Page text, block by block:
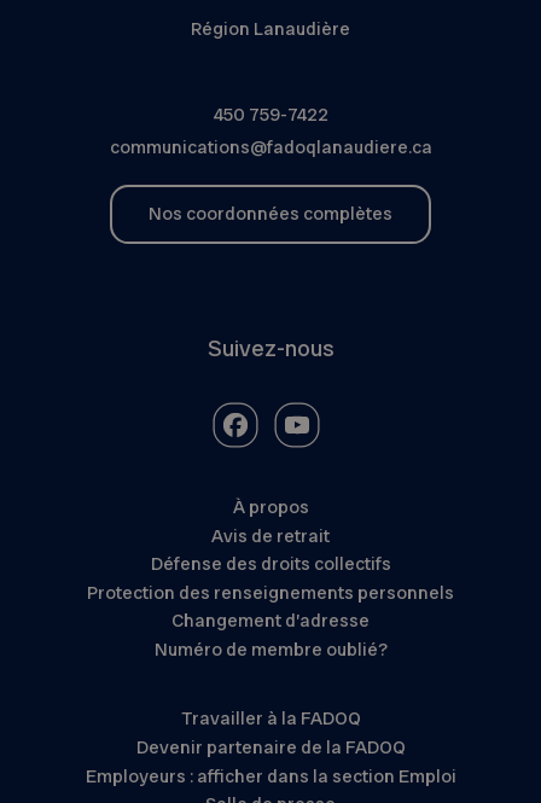
Région Lanaudière
450 759-7422
communications@fadoqlanaudiere.ca
Nos coordonnées complètes
Suivez-nous
À propos
Avis de retrait
Défense des droits collectifs
Protection des renseignements personnels
Changement d’adresse
Numéro de membre oublié?
Travailler à la FADOQ
Devenir partenaire de la FADOQ
Employeurs : afficher dans la section Emploi